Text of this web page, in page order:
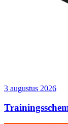
3 augustus 2026